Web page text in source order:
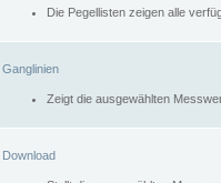
Die Pegellisten zeigen alle
Ganglinien
Zeigt die ausgewählten
Download